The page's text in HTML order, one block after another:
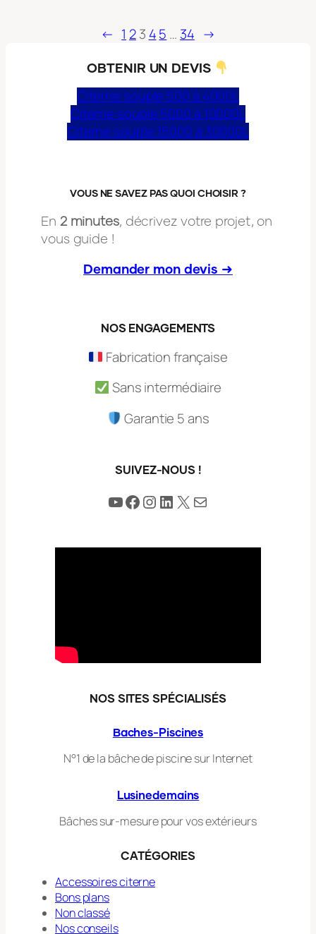
← 1 23 45 … 34 →
OBTENIR UN DEVIS
Citerne souple 500 à 4000L
Citerne souple 5000 à 10000L
Citerne souple 15000 à 30000L
VOUS NE SAVEZ PAS QUOI CHOISIR ?
En 2 minutes, décrivez votre projet, on
vous guide !
Demander mon devis ➜
NOS ENGAGEMENTS
Fabrication française
Sans intermédiaire
Garantie 5 ans
SUIVEZ-NOUS !
YouTube Facebook Instagram LinkedIn X E-mail
NOS SITES SPÉCIALISÉS
Baches-Piscines
N°1 de la bâche de piscine sur Internet
Lusinedemains
Bâches sur-mesure pour vos extérieurs
CATÉGORIES
Accessoires citerne
Bons plans
Non classé
Nos conseils